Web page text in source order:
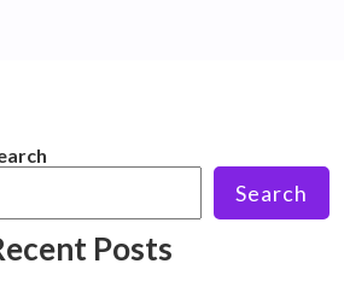
Search
Posts